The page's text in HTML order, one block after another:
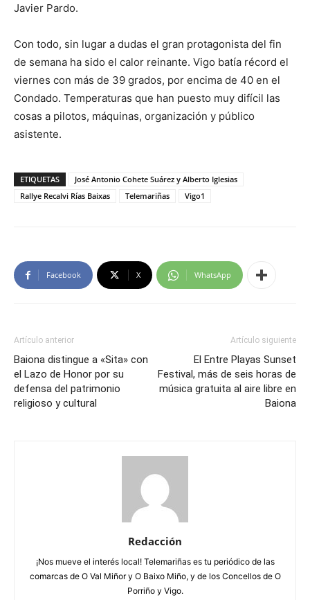
Javier Pardo.
Con todo, sin lugar a dudas el gran protagonista del fin
de semana ha sido el calor reinante. Vigo batía récord el
viernes con más de 39 grados, por encima de 40 en el
Condado. Temperaturas que han puesto muy difícil las
cosas a pilotos, máquinas, organización y público
asistente.
ETIQUETAS
José Antonio Cohete Suárez y Alberto Iglesias
Rallye Recalvi Rías Baixas
Telemariñas Vigo1
Facebook X WhatsApp
Artículo anterior
Baiona distingue a «Sita» con
el Lazo de Honor por su
defensa del patrimonio
religioso y cultural
Artículo siguiente
El Entre Playas Sunset
Festival, más de seis horas de
música gratuita al aire libre en
Baiona
Redacción
¡Nos mueve el interés local! Telemariñas es tu periódico de las
comarcas de O Val Miñor y O Baixo Miño, y de los Concellos de O
Porriño y Vigo.